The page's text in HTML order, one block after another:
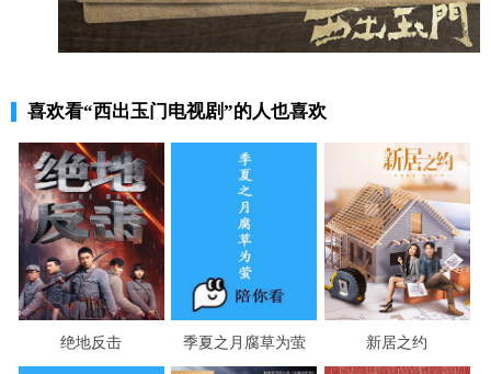
喜欢看“西出玉门电视剧”的人也喜欢
绝地反击 季夏之月腐草为萤 新居之约